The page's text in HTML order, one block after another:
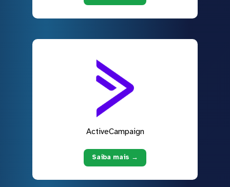
ActiveCampaign
Saiba mais →